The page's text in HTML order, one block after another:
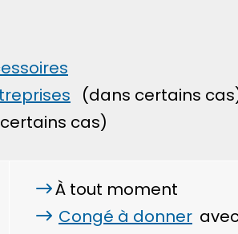
(dans certains
cas)
À tout moment
Congé à donner